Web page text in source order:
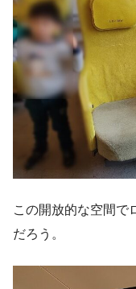
この開放的な空間で
だろう。